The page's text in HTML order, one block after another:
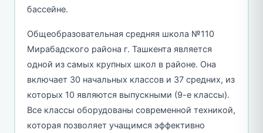
бассейне.
Общеобразовательная средняя школа №110
Мирабадского района г. Ташкента является
одной из самых крупных школ в районе. Она
включает 30 начальных классов и 37 средних, из
которых 10 являются выпускными (9-е классы).
Все классы оборудованы современной техникой,
которая позволяет учащимся эффективно